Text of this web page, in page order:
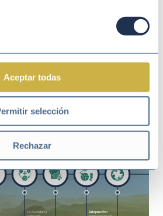
Aceptar todas
selección
Rechazar
convertir sus
oportunidades